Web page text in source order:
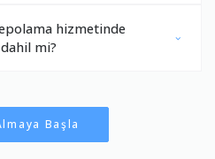
hizmetinde
mi?
Başla